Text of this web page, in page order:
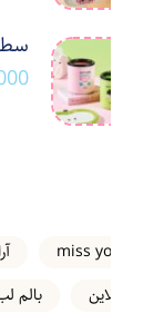
miss you
انلاین
بالم